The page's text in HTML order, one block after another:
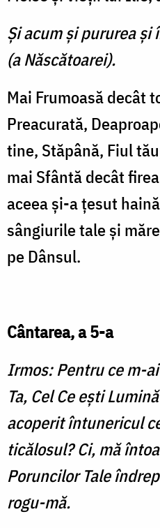
Şi acum şi pururea şi
(a Născătoarei).
Mai Frumoasă decât
Preacurată,
tine, Stăpână, Fiul
mai Sfântă decât
aceea şi-a ţesut
sângiurile tale şi
pe Dânsul.
Cântarea, a 5-a
Irmos: Pentru ce m-
Ta, Cel Ce eşti
acoperit întunericul
ticălosul? Ci, mă
Poruncilor Tale
rogu-mă.